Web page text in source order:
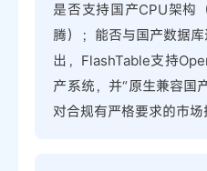
是否支持国产CPU架构
腾）；能否与国产数据
出，FlashTable支持
产系统，并“原生兼容国
对合规有严格要求的市场